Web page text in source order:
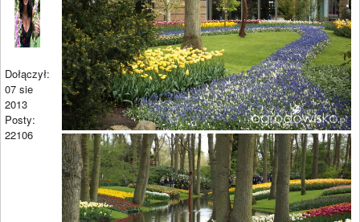
Dołączył:
07 sie
2013
Posty:
22106